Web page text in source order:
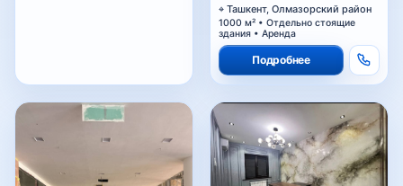
Ташкент, Олмазорский район
1000 м² • Отдельно стоящие
здания • Аренда
Подробнее